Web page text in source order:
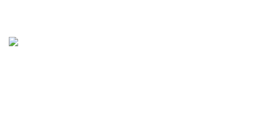
Glastuinbouw